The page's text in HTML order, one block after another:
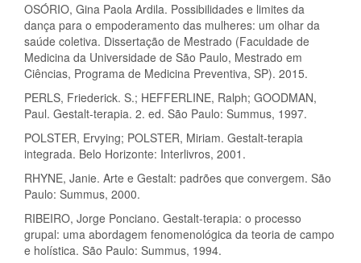
OSÓRIO, Gina Paola Ardila. Possibilidades e limites da
dança para o empoderamento das mulheres: um olhar da
saúde coletiva. Dissertação de Mestrado (Faculdade de
Medicina da Universidade de São Paulo, Mestrado em
Ciências, Programa de Medicina Preventiva, SP). 2015.
PERLS, Friederick. S.; HEFFERLINE, Ralph; GOODMAN,
Paul. Gestalt-terapia. 2. ed. São Paulo: Summus, 1997.
POLSTER, Ervying; POLSTER, Miriam. Gestalt-terapia
integrada. Belo Horizonte: Interlivros, 2001.
RHYNE, Janie. Arte e Gestalt: padrões que convergem. São
Paulo: Summus, 2000.
RIBEIRO, Jorge Ponciano. Gestalt-terapia: o processo
grupal: uma abordagem fenomenológica da teoria de campo
e holística. São Paulo: Summus, 1994.